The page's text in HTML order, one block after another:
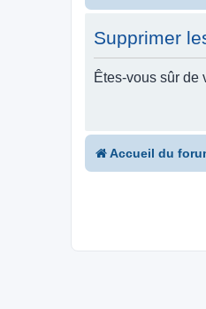
Supprimer
Êtes-vous sûr de
Accueil du